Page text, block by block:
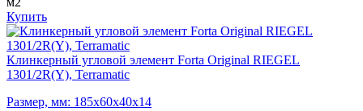
Купить
Клинкерный угловой элемент Forta Original RIEGEL
1301/2R(Y), Terramatic
Размер, мм: 185х60х40х14